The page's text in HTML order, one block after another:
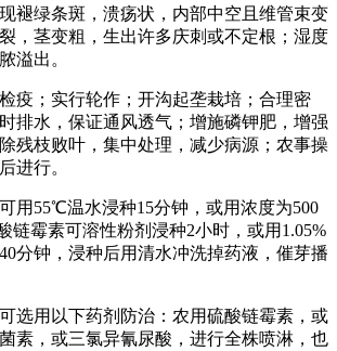
绿条斑，溃疡状，内部中空且维管束变
，茎变粗，生出许多庆刺或不定根；湿度
溢出。
；实行轮作；开沟起垄栽培；合理密
排水，保证通风透气；增施磷钾肥，增强
残枝败叶，集中处理，减少病源；农事操
进行。
55℃温水浸种15分钟，或用浓度为500
链霉素可溶性粉剂浸种2小时，或用1.05%
分钟，浸种后用清水冲洗掉药液，催芽播
用以下药剂防治：农用硫酸链霉素，或
素，或三氯异氰尿酸，进行全株喷淋，也